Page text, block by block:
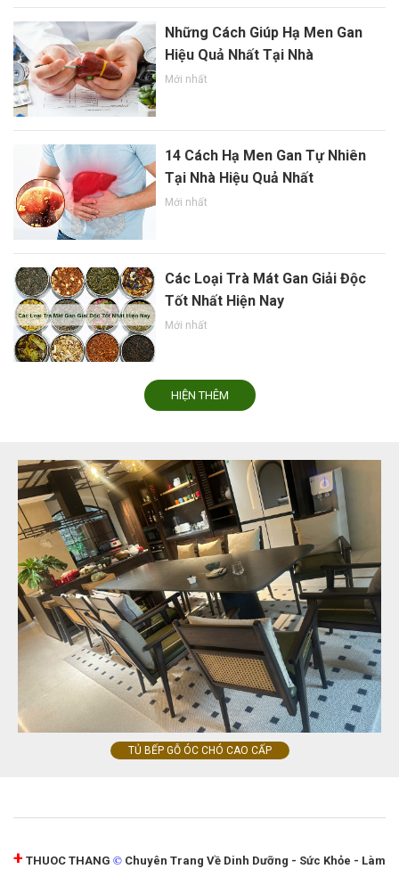
Những Cách Giúp Hạ Men Gan
Hiệu Quả Nhất Tại Nhà
Mới nhất
14 Cách Hạ Men Gan Tự Nhiên
Tại Nhà Hiệu Quả Nhất
Mới nhất
Các Loại Trà Mát Gan Giải Độc
Tốt Nhất Hiện Nay
Mới nhất
HIỆN THÊM
TỦ BẾP GỖ ÓC CHÓ CAO CẤP
+ THUOC THANG © Chuyên Trang Về Dinh Dưỡng - Sức Khỏe - Làm